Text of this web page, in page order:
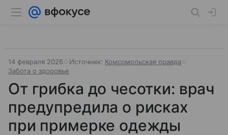
14 февраля 2026 Источник: Комсомольская правда
Забота о здоровье
От грибка до чесотки: врач
предупредила о рисках
при примерке одежды